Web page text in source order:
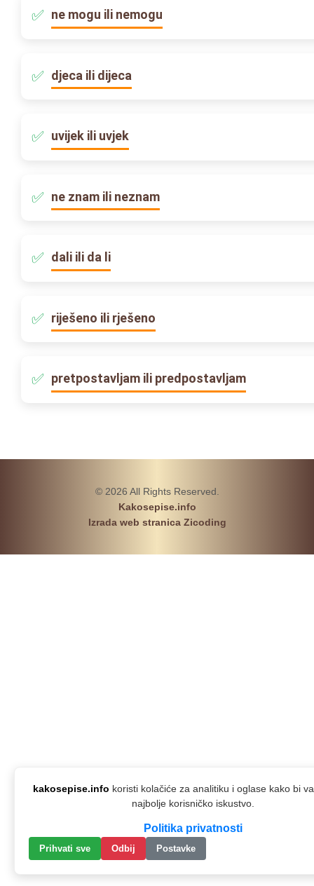
ne mogu ili nemogu
djeca ili dijeca
uvijek ili uvjek
ne znam ili neznam
dali ili da li
riješeno ili rješeno
pretpostavljam ili predpostavljam
© 2026 All Rights Reserved.
Kakosepise.info
Izrada web stranica Zicoding
kakosepise.info koristi kolačiće za analitiku i oglase kako bi
najbolje korisničko iskustvo.
Politika privatnosti
Prihvati sve Odbij Postavke